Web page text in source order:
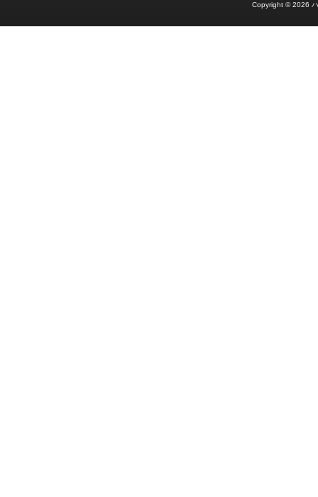
Copyright © 2026